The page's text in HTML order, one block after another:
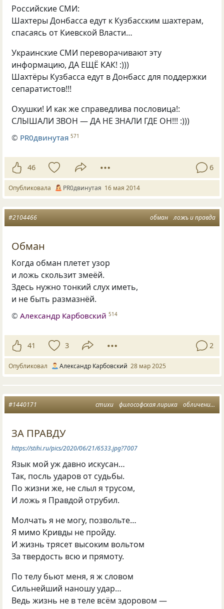
Российские СМИ:
Шахтеры Донбасса едут к Кузбасским шахтерам,
спасаясь от Киевской Власти…
Украинские СМИ переворачивают эту
информацию, ДА ЕЩЁ КАК! :)))
Шахтёры Кузбасса едут в Донбасс для поддержки
сепаратистов!!!
Охушки! И как же справедлива пословица!:
СЛЫШАЛИ ЗВОН — ДА НЕ ЗНАЛИ ГДЕ ОН!!! :)))
© PR0двинутая 571
46 6
Опубликовала PR0двинутая 16 мая 2014
обман ложь и правда
#2104466
Обман
Когда обман плетет узор
и ложь скользит змеёй.
Здесь нужно тонкий слух иметь,
и не быть размазнёй.
©Александр Карбовский 514
41 3 2
Опубликовал Александр Карбовский 28 мар 2025
стихи философская лирика обличение
#1440171
ЗА ПРАВДУ
https://stihi.ru/pics/2020/06/21/6533.jpg?7007
Язык мой уж давно искусан…
Так, посль ударов от судьбы.
По жизни же, не слыл я трусом,
И ложь я Правдой отрубил.
Молчать я не могу, позвольте…
Я мимо Кривды не пройду.
И жизнь трясет высоким вольтом
За твердость всю и прямоту.
По телу бьют меня, я ж словом
Сильнейший наношу удар…
Ведь жизнь не в теле всём здоровом —